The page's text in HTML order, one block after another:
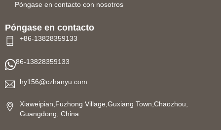
Póngase en contacto con nosotros
Póngase en contacto
+86-13828359133
86-13828359133
hy156@czhanyu.com
Xiaweipian,Fuzhong Village,Guxiang Town,Chaozhou,
Guangdong, China